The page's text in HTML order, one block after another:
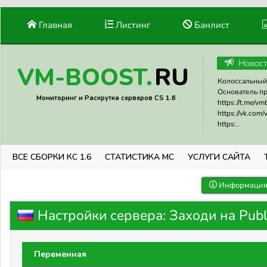
Главная Листинг Банлист
VM-BOOST.RU
Мониторинг и Раскрутка серверов CS 1.6
Основатель
https://t.me/
https://vk.com/
https:..
ВСЕ СБОРКИ КС 1.6 СТАТИСТИКА МС УСЛУГИ САЙТА
Настройки сервера: Заходи на
Переменная